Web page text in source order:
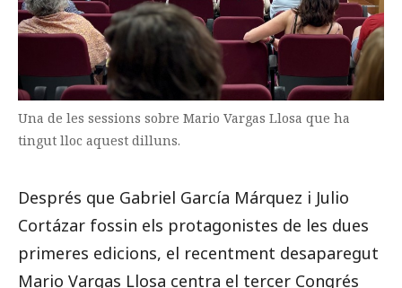
Una de les sessions sobre Mario Vargas Llosa que ha
tingut lloc aquest dilluns.
Després que Gabriel García Márquez i Julio
Cortázar fossin els protagonistes de les dues
primeres edicions, el recentment desaparegut
Mario Vargas Llosa centra el tercer Congrés